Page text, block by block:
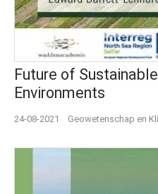
Future of
Environments
24-08-2021 Geowetenschap en